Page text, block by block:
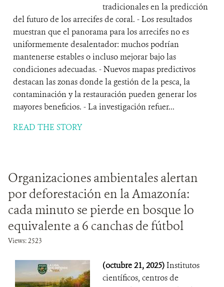
tradicionales en la predicción
del futuro de los arrecifes de coral. - Los resultados
muestran que el panorama para los arrecifes no es
uniformemente desalentador: muchos podrían
mantenerse estables o incluso mejorar bajo las
condiciones adecuadas. - Nuevos mapas predictivos
destacan las zonas donde la gestión de la pesca, la
contaminación y la restauración pueden generar los
mayores beneficios. - La investigación refuer...
READ THE STORY
Organizaciones ambientales alertan
por deforestación en la Amazonía:
cada minuto se pierde en bosque lo
equivalente a 6 canchas de fútbol
Views: 2523
(octubre 21, 2025)Institutos
científicos, centros de